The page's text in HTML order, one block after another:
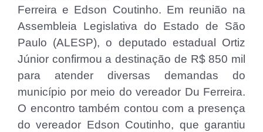
Ferreira e Edson Coutinho. Em reunião na
Assembleia Legislativa do Estado de São
Paulo (ALESP), o deputado estadual Ortiz
Júnior confirmou a destinação de R$ 850 mil
para atender diversas demandas do
município por meio do vereador Du Ferreira.
O encontro também contou com a presença
do vereador Edson Coutinho, que garantiu